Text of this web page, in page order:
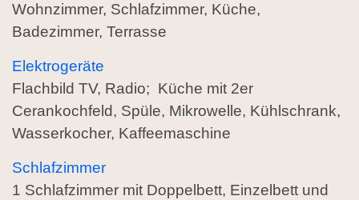
Wohnzimmer, Schlafzimmer, Küche,
Badezimmer, Terrasse
Elektrogeräte
Flachbild TV, Radio; Küche mit 2er
Cerankochfeld, Spüle, Mikrowelle, Kühlschrank,
Wasserkocher, Kaffeemaschine
Schlafzimmer
1 Schlafzimmer mit Doppelbett, Einzelbett und